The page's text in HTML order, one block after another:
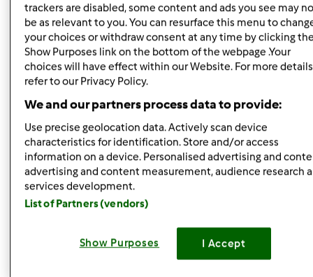
Smile
[img title="Marzenko, przepraszam że Cię męcze ale
chciałam zapytać o ocet do sosiku 6% czy 10% ? Z góry
Dziękuje [img title="
Góra strony
zarejestruj sięaby dodawać
trackers are disabled, some content and ads you see may
be as relevant to you. You can resurface this menu to
your choices or withdraw consent at any time by clicking
Show Purposes link on the bottom of the webpage .Your
choices will have effect within our Website. For more
refer to our Privacy Policy.
We and our partners process data to provide:
Use precise geolocation data. Actively scan device
characteristics for identification. Store and/or access
information on a device. Personalised advertising and
advertising and content measurement, audience research
services development.
List of Partners (vendors)
Show Purposes I Accept